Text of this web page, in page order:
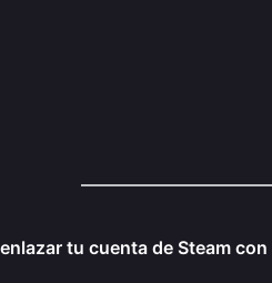
tu cuenta de Steam